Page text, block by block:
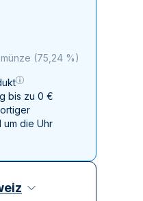
(75,24 %)
bis zu 0 €
die Uhr